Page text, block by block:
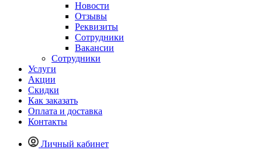
Новости
Отзывы
Реквизиты
Сотрудники
Вакансии
Сотрудники
Услуги
Акции
Скидки
Как заказать
Оплата и доставка
Контакты
Личный кабинет